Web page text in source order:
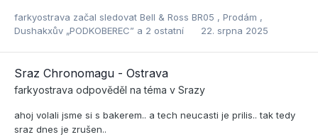
farkyostrava začal sledovat Bell & Ross BR05 , Prodám ,
Dushakxův „PODKOBEREC” a 2 ostatní 22. srpna 2025
Sraz Chronomagu - Ostrava
farkyostrava odpověděl na téma v Srazy
ahoj volali jsme si s bakerem.. a tech neucasti je prilis.. tak tedy
sraz dnes je zrušen..